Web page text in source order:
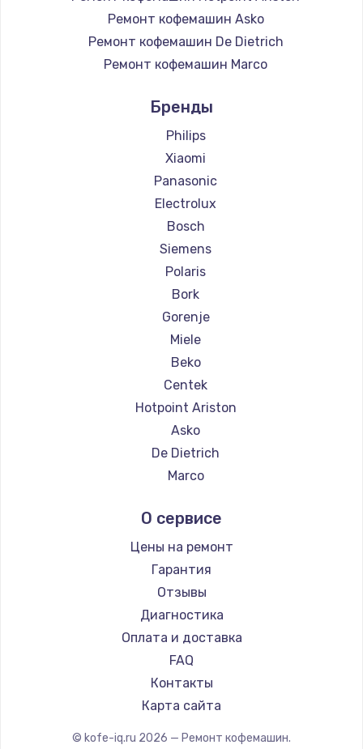
Ремонт кофемашин Asko
Ремонт кофемашин De Dietrich
Ремонт кофемашин Marco
Ремонт кофемашин Jura
Ремонт кофемашин Olympia
Ремонт кофемашин Saeco
Ремонт кофемашин La Cimbali
Ремонт кофемашин WMF
Ремонт кофемашин Yamaguchi
Ремонт кофемашин Nivona
Ремонт кофемашин Astoria
Ремонт кофемашин JVC
Ремонт кофемашин Ariston
Ремонт кофемашин Grundig
Ремонт кофемашин ROCKET MOZZAFIATO
Ремонт кофемашин Vivitek
Ремонт кофемашин Thomson
Ремонт кофемашин Hisense
Ремонт кофемашин DELTA
Ремонт кофемашин Tefal
Ремонт кофемашин RED solution
Ремонт кофемашин Bravilor Bonamat
Ремонт кофемашин Vard
Ремонт кофемашин Tuvio
Ремонт кофемашин Carrera
Ремонт кофемашин Supra
Бренды
Philips
Xiaomi
Panasonic
Electrolux
Bosch
Siemens
Polaris
Bork
Gorenje
Miele
Beko
Centek
Hotpoint Ariston
Asko
De Dietrich
Marco
Jura
Olympia
Saeco
La Cimbali
WMF
Yamaguchi
Nivona
Astoria
JVC
О сервисе
Цены на ремонт
Гарантия
Отзывы
Диагностика
Оплата и доставка
FAQ
Контакты
Карта сайта
© kofe-iq.ru 2026 — Ремонт кофемашин.